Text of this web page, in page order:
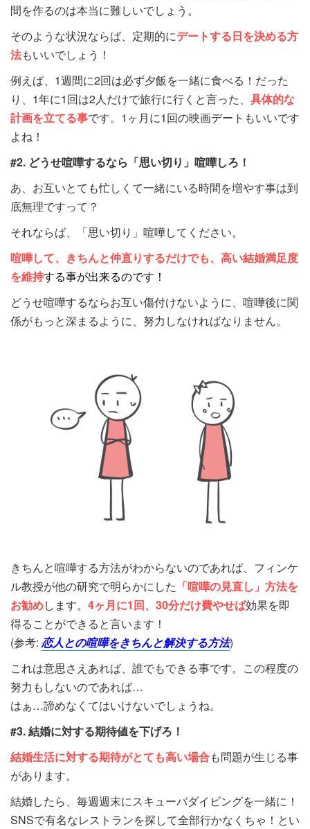
間を作るのは本当に難しいでしょう。
そのような状況ならば、定期的にデートする日を決める方
法もいいでしょう！
例えば、1週間に2回は必ず夕飯を一緒に食べる！だった
り、1年に1回は2人だけで旅行に行くと言った、 具体的な
計画を立てる事です。1ヶ月に1回の映画デートもいいです
よね！
#2. どうせ喧嘩するなら「思い切り」喧嘩しろ！
あ、お互いとても忙しくて一緒にいる時間を増やす事は到
底無理ですって？
それならば、「思い切り」喧嘩してください。
喧嘩して、きちんと仲直りするだけでも、高い結婚満足度
を維持する事が出来るのです！
どうせ喧嘩するならお互い傷付けないように、喧嘩後に関
係がもっと深まるように、努力しなければなりません。
きちんと喧嘩する方法がわからないのであれば、フィンケ
ル教授が他の研究で明らかにした 「喧嘩の見直し」方法を
お勧めします。 4ヶ月に1回、30分だけ費やせば効果を即
得ることができると言います！
(参考: 恋人との喧嘩をきちんと解決する方法)
これは意思さえあれば、誰でもできる事です。この程度の
努力もしないのであれば…
はぁ…諦めなくてはいけないでしょうね。
#3. 結婚に対する期待値を下げろ！
結婚生活に対する期待がとても高い場合も問題が生じる事
があります。
結婚したら、毎週週末にスキューバダイビングを一緒に！
SNSで有名なレストランを探して全部行かなくちゃ！とい